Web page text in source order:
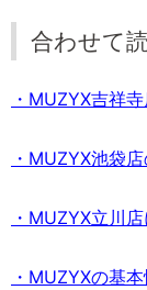
合わせて
・MUZYX吉祥
・MUZYX池袋
・MUZYX立川
・MUZYXの基